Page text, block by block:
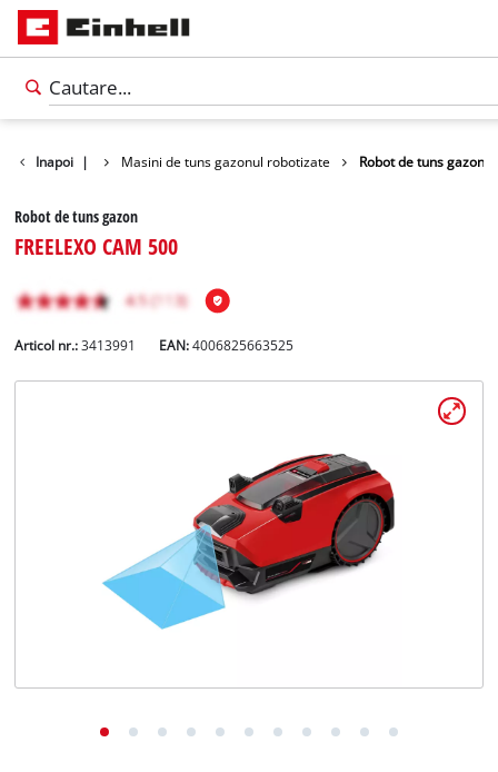
Inapoi |
tuns gazonul Masini de tuns gazonul robotizate Robot de tuns gazon
Robot de tuns gazon
FREELEXO CAM 500
Articol nr.: 3413991 EAN:4006825663525